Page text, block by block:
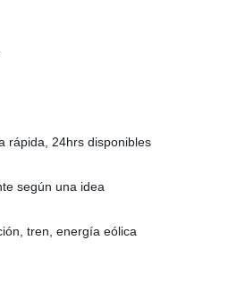
rápida, 24hrs disponibles
según una idea
tren, energía eólica